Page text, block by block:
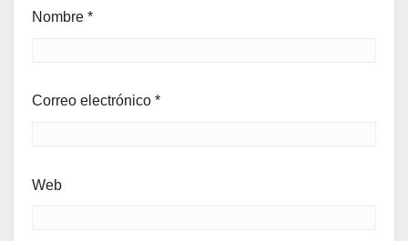
Nombre *
Correo electrónico *
Web